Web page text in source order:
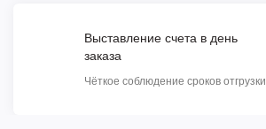
Выставление счета в день
заказа
Чёткое соблюдение сроков отгрузки